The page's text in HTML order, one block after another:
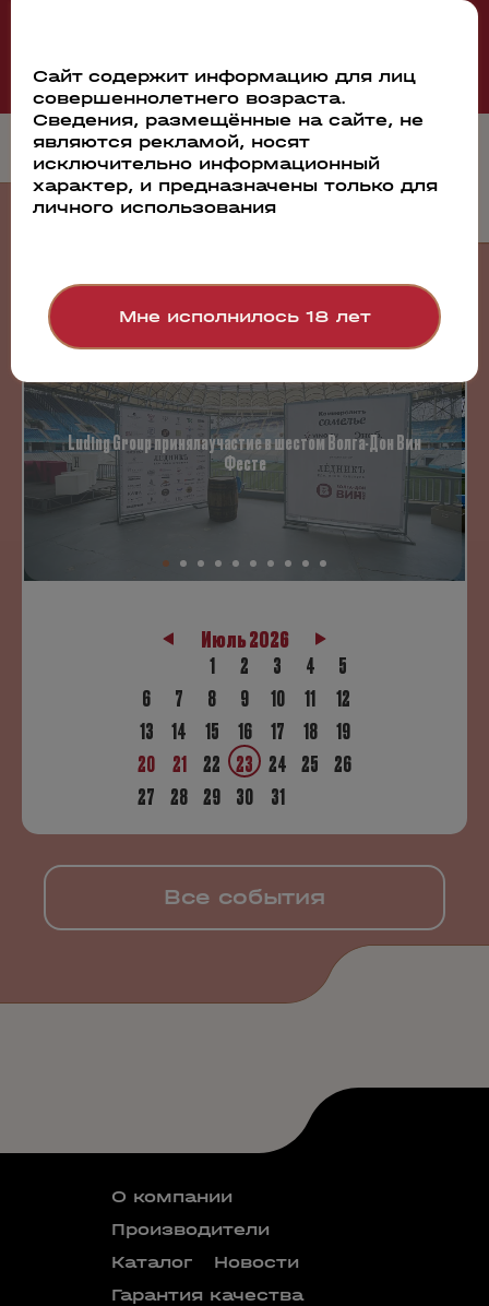
События
Luding Group приняла участие в шестом Волга-Дон Вин
Фесте
Июль 2026
1
2 3 4
5
6
7 8 9 10 11
12
13
14 15 16 17 18
19
20
21 22 23 24 25 26
27 28 29 30 31
Все события
О компании
Производители
Каталог
Новости
Гарантия качества
Сайт содержит информацию для лиц
совершеннолетнего возраста.
Сведения, размещённые на сайте, не
являются рекламой, носят
исключительно информационный
характер, и предназначены только для
личного использования
Мне исполнилось 18 лет